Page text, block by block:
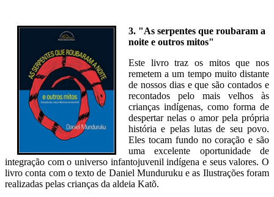
3. "As serpentes que roubaram a
noite e outros mitos"
Este livro traz os mitos que nos
remetem a um tempo muito distante
de nossos dias e que são contados e
recontados pelo mais velhos às
crianças indígenas, como forma de
despertar nelas o amor pela própria
história e pelas lutas de seu povo.
Eles tocam fundo no coração e são
uma excelente oportunidade de
integração com o universo infantojuvenil indígena e seus valores. O
livro conta com o texto de Daniel Munduruku e as Ilustrações foram
realizadas pelas crianças da aldeia Katõ.